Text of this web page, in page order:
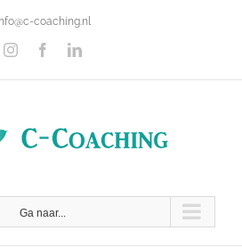
coaching.nl
InstagramFacebookLinkedIn
Ga naar...